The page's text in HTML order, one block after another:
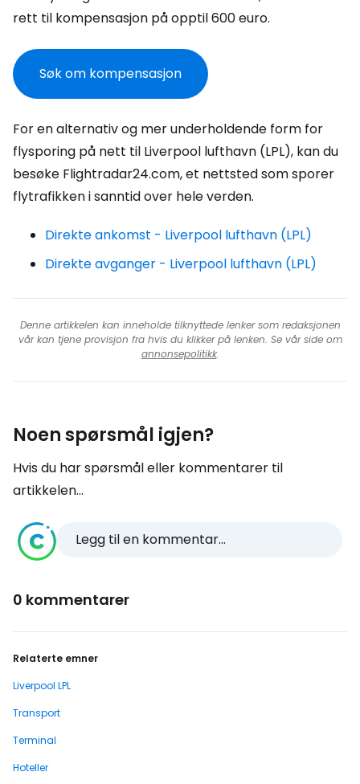
rett til kompensasjon på opptil 600 euro.
Søk om kompensasjon
For en alternativ og mer underholdende form for
flysporing på nett til Liverpool lufthavn (LPL), kan du
besøke Flightradar24.com, et nettsted som sporer
flytrafikken i sanntid over hele verden.
Direkte ankomst - Liverpool lufthavn (LPL)
Direkte avganger - Liverpool lufthavn (LPL)
Denne artikkelen kan inneholde tilknyttede lenker som redaksjonen
vår kan tjene provisjon fra hvis du klikker på lenken. Se vår side om
annonsepolitikk.
Noen spørsmål igjen?
Hvis du har spørsmål eller kommentarer til
artikkelen...
Legg til en kommentar...
0 kommentarer
Relaterte emner
Liverpool LPL
Transport
Terminal
Hoteller